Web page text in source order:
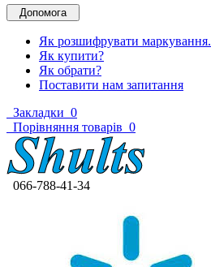
Допомога
Як розшифрувати маркування.
Як купити?
Як обрати?
Поставити нам запитання
Закладки 0
Порівняння товарів 0
066-788-41-34